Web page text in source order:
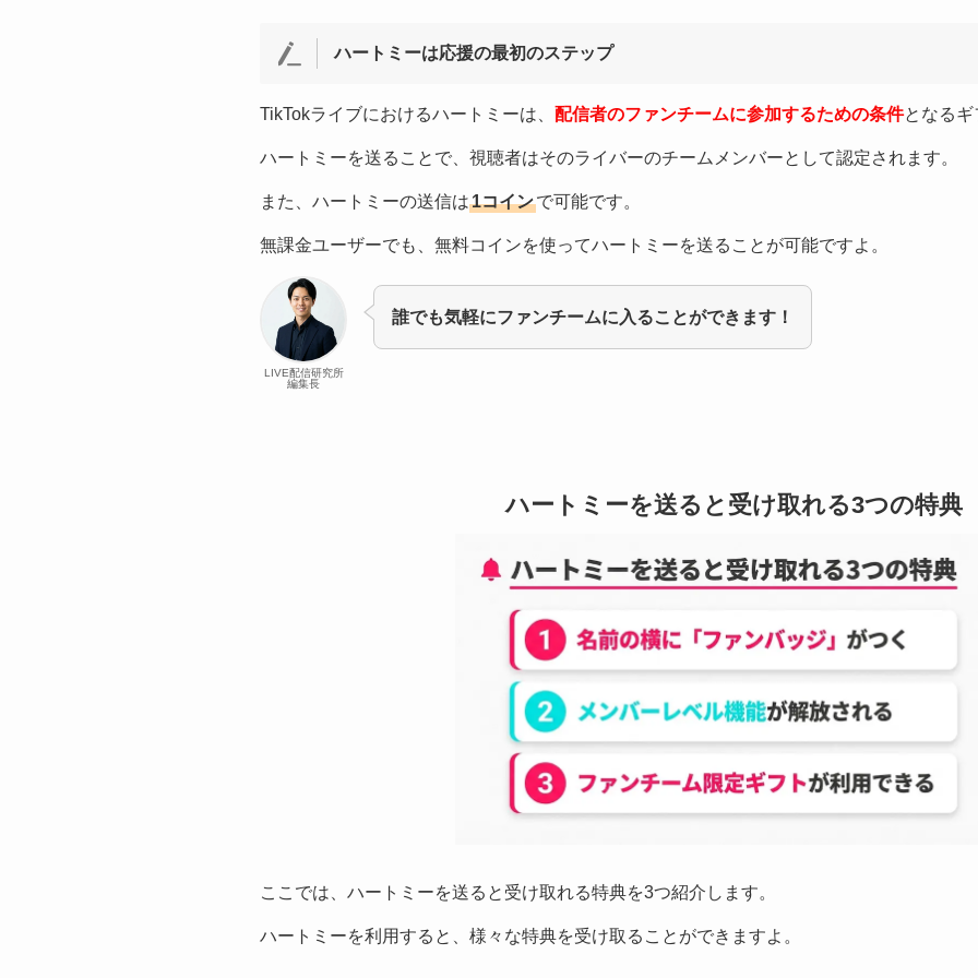
ハートミーは応援の最初のステップ
TikTokライブにおけるハートミーは、 配信者のファンチームに参加するための条件となるギ
ハートミーを送ることで、視聴者はそのライバーのチームメンバーとして認定されます。
また、ハートミーの送信は1コインで可能です。
無課金ユーザーでも、無料コインを使ってハートミーを送ることが可能ですよ。
LIVE配信研究所
編集長
誰でも気軽にファンチームに入ることができます！
ハートミーを送ると受け取れる3つの特典
ここでは、ハートミーを送ると受け取れる特典を3つ紹介します。
ハートミーを利用すると、様々な特典を受け取ることができますよ。